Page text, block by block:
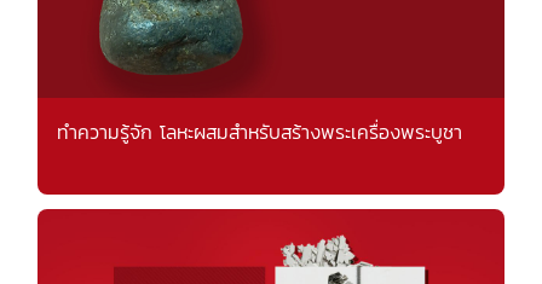
ทำความรู้จัก โลหะผสมสำหรับสร้างพระเครื่องพระบูชา